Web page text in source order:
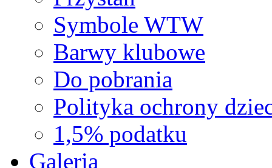
Symbole WTW
Barwy klubowe
Do pobrania
Polityka ochrony
1,5% podatku
Galeria